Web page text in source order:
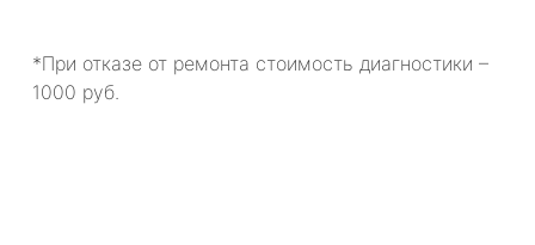
*При отказе от ремонта стоимость диагностики –
1000 руб.